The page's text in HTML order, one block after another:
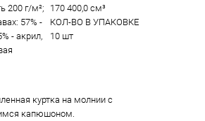
200 г/м²;
57% -
- акрил,
170 400,0 см³
КОЛ-ВО В УПАКОВКЕ
10 шт
куртка на молнии с
капюшоном.